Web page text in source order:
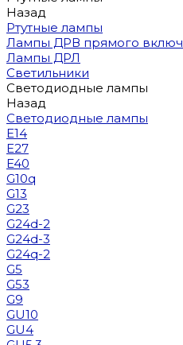
Назад
Ртутные лампы
Лампы ДРВ прямого
Лампы ДРЛ
Светильники
Светодиодные лампы
Назад
Светодиодные лампы
E14
E27
E40
G10q
G13
G23
G24d-2
G24d-3
G24q-2
G5
G53
G9
GU10
GU4